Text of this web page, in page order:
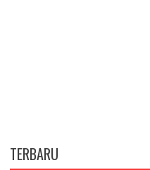
TERBARU